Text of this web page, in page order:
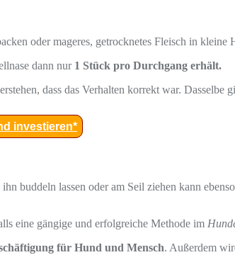
oder mageres, getrocknetes Fleisch in kleine
dann nur 1 Stück pro Durchgang erhält.
dass das Verhalten korrekt war. Dasselbe
investieren*
buddeln lassen oder am Seil ziehen kann ebenso
eine gängige und erfolgreiche Methode im
für Hund und Mensch. Außerdem